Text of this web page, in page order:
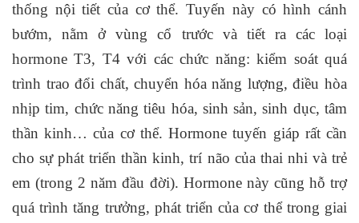
thống nội tiết của cơ thể. Tuyến này có hình cánh
bướm, nằm ở vùng cổ trước và tiết ra các loại
hormone T3, T4 với các chức năng: kiểm soát quá
trình trao đổi chất, chuyển hóa năng lượng, điều hòa
nhịp tim, chức năng tiêu hóa, sinh sản, sinh dục, tâm
thần kinh… của cơ thể. Hormone tuyến giáp rất cần
cho sự phát triển thần kinh, trí não của thai nhi và trẻ
em (trong 2 năm đầu đời). Hormone này cũng hỗ trợ
quá trình tăng trưởng, phát triển của cơ thể trong giai